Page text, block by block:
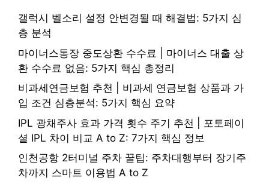
갤럭시 벨소리 설정 안변경될 때 해결법: 5가지 심
층 분석
마이너스통장 중도상환 수수료 | 마이너스 대출 상
환 수수료 없음: 5가지 핵심 총정리
비과세연금보험 추천 | 비과세 연금보험 상품과 가
입 조건 심층분석: 5가지 핵심 요약
IPL 광채주사 효과 가격 횟수 주기 추천 | 포토페이
셜 IPL 차이 비교 A to Z: 7가지 핵심 정보
인천공항 2터미널 주차 꿀팁: 주차대행부터 장기주
차까지 스마트 이용법 A to Z